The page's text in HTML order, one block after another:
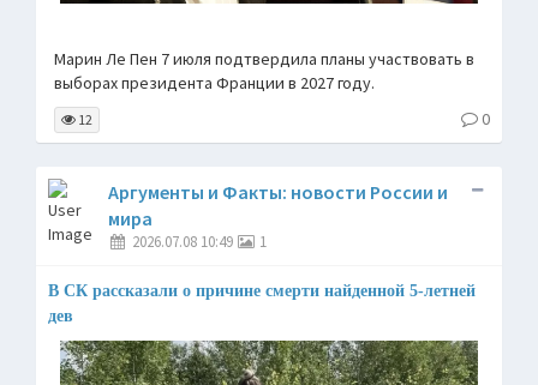
Марин Ле Пен 7 июля подтвердила планы участвовать в
выборах президента Франции в 2027 году.
12 0
Аргументы и Факты: новости России и
мира
2026.07.08 10:49 1
В СК рассказали о причине смерти найденной 5-летней
дев